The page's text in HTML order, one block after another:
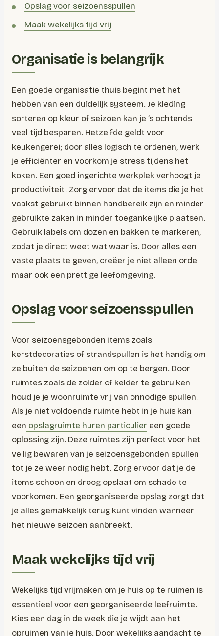
Opslag voor seizoensspullen
Maak wekelijks tijd vrij
Organisatie is belangrijk
Een goede organisatie thuis begint met het
hebben van een duidelijk systeem. Je kleding
sorteren op kleur of seizoen kan je ’s ochtends
veel tijd besparen. Hetzelfde geldt voor
keukengerei; door alles logisch te ordenen, werk
je efficiënter en voorkom je stress tijdens het
koken. Een goed ingerichte werkplek verhoogt je
productiviteit. Zorg ervoor dat de items die je het
vaakst gebruikt binnen handbereik zijn en minder
gebruikte zaken in minder toegankelijke plaatsen.
Gebruik labels om dozen en bakken te markeren,
zodat je direct weet wat waar is. Door alles een
vaste plaats te geven, creëer je niet alleen orde
maar ook een prettige leefomgeving.
Opslag voor seizoensspullen
Voor seizoensgebonden items zoals
kerstdecoraties of strandspullen is het handig om
ze buiten de seizoenen om op te bergen. Door
ruimtes zoals de zolder of kelder te gebruiken
houd je je woonruimte vrij van onnodige spullen.
Als je niet voldoende ruimte hebt in je huis kan
een opslagruimte huren particulier een goede
oplossing zijn. Deze ruimtes zijn perfect voor het
veilig bewaren van je seizoensgebonden spullen
tot je ze weer nodig hebt. Zorg ervoor dat je de
items schoon en droog opslaat om schade te
voorkomen. Een georganiseerde opslag zorgt dat
je alles gemakkelijk terug kunt vinden wanneer
het nieuwe seizoen aanbreekt.
Maak wekelijks tijd vrij
Wekelijks tijd vrijmaken om je huis op te ruimen is
essentieel voor een georganiseerde leefruimte.
Kies een dag in de week die je wijdt aan het
opruimen van je huis. Door wekelijks aandacht te